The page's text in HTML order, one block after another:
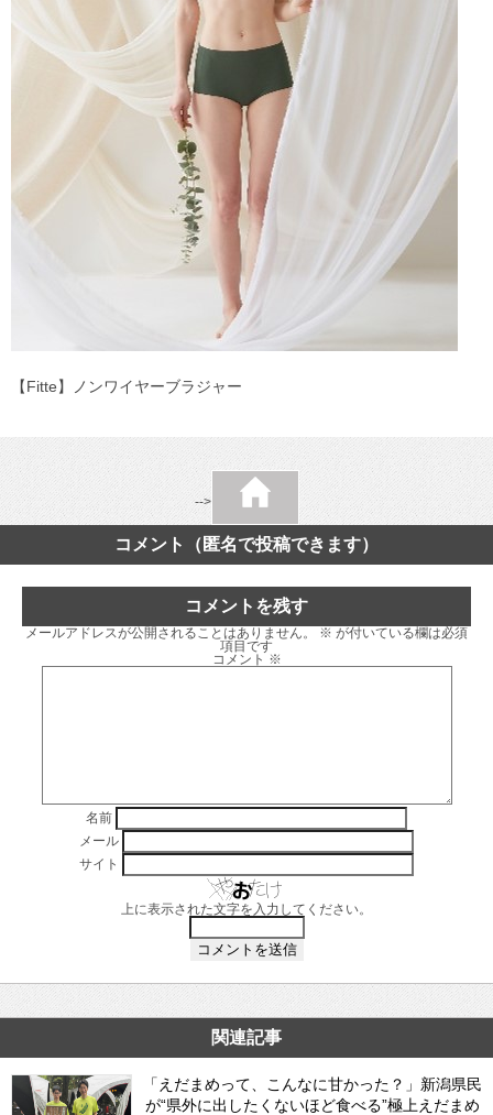
【Fitte】ノンワイヤーブラジャー
-->
コメント（匿名で投稿できます）
コメントを残す
メールアドレスが公開されることはありません。 ※ が付いている欄は必須
項目です
コメント ※
名前
メール
サイト
上に表示された文字を入力してください。
関連記事
「えだまめって、こんなに甘かった？」新潟県民
が“県外に出したくないほど食べる”極上えだまめ